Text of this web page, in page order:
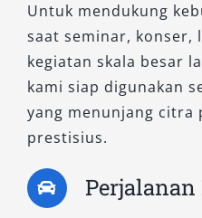
lebih ekonomis, tipe
perjalanan harian,
perjalanan ke luar
6. Alphard 2.5L G
Tipe G adalah salah
pelanggan kami
Untuk mendukung
saat seminar, konser,
kegiatan skala besar
kami siap digunakan
yang menunjang citra
prestisius.
Perjalanan